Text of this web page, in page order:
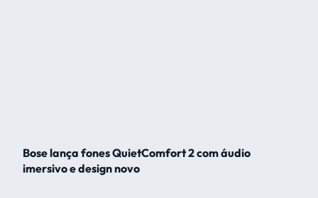
Bose lança fones QuietComfort 2 com áudio
imersivo e design novo